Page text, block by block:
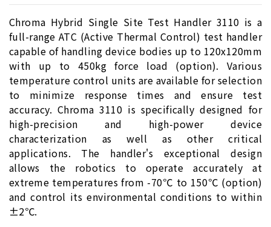
Chroma Hybrid Single Site Test Handler 3110 is a
full-range ATC (Active Thermal Control) test handler
capable of handling device bodies up to 120x120mm
with up to 450kg force load (option). Various
temperature control units are available for selection
to minimize response times and ensure test
accuracy. Chroma 3110 is specifically designed for
high-precision and high-power device
characterization as well as other critical
applications. The handler's exceptional design
allows the robotics to operate accurately at
extreme temperatures from -70℃ to 150℃ (option)
and control its environmental conditions to within
±2℃.